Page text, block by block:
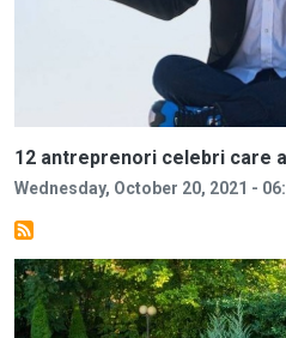
12 antreprenori celebri care
Wednesday, October 20, 2021 -
Image